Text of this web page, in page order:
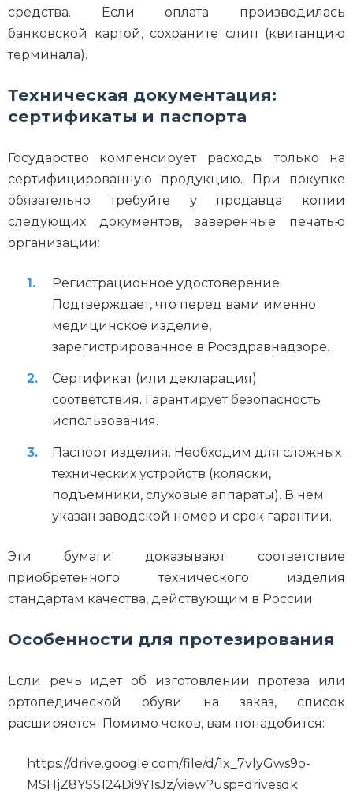
средства. Если оплата производилась
банковской картой, сохраните слип (квитанцию
терминала).
Техническая документация:
сертификаты и паспорта
Государство компенсирует расходы только на
сертифицированную продукцию. При покупке
обязательно требуйте у продавца копии
следующих документов, заверенные печатью
организации:
Регистрационное удостоверение.
Подтверждает, что перед вами именно
медицинское изделие,
зарегистрированное в Росздравнадзоре.
Сертификат (или декларация)
соответствия. Гарантирует безопасность
использования.
Паспорт изделия. Необходим для сложных
технических устройств (коляски,
подъемники, слуховые аппараты). В нем
указан заводской номер и срок гарантии.
Эти бумаги доказывают соответствие
приобретенного технического изделия
стандартам качества, действующим в России.
Особенности для протезирования
Если речь идет об изготовлении протеза или
ортопедической обуви на заказ, список
расширяется. Помимо чеков, вам понадобится:
https://drive.google.com/file/d/1x_7vlyGws9o-
MSHjZ8YSS124Di9Y1sJz/view?usp=drivesdk